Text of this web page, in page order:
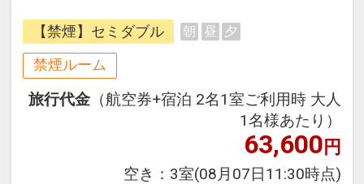
フライトと宿泊を自由に組み合わせ
できるダイナミックパッケージだか
ら、一都市滞在はもちろん周遊旅行
にも最適！
旅行期間中の1泊だけの宿泊や延
泊・飛び泊なども自由自在です。
フライトは、安心のJAL（または
JALグループ）確約！フライトマイ
【禁煙】セミダブル 朝 昼 夕
禁煙ルーム
旅行代金 （航空券+宿泊 2名1室ご利用時 大人
1名様あたり）
63,600円
空き： 3室(08月07日11:30時点)